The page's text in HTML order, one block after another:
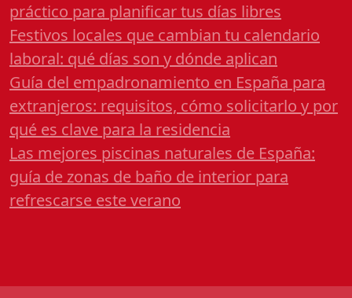
práctico para planificar tus días libres
Festivos locales que cambian tu calendario
laboral: qué días son y dónde aplican
Guía del empadronamiento en España para
extranjeros: requisitos, cómo solicitarlo y por
qué es clave para la residencia
Las mejores piscinas naturales de España:
guía de zonas de baño de interior para
refrescarse este verano